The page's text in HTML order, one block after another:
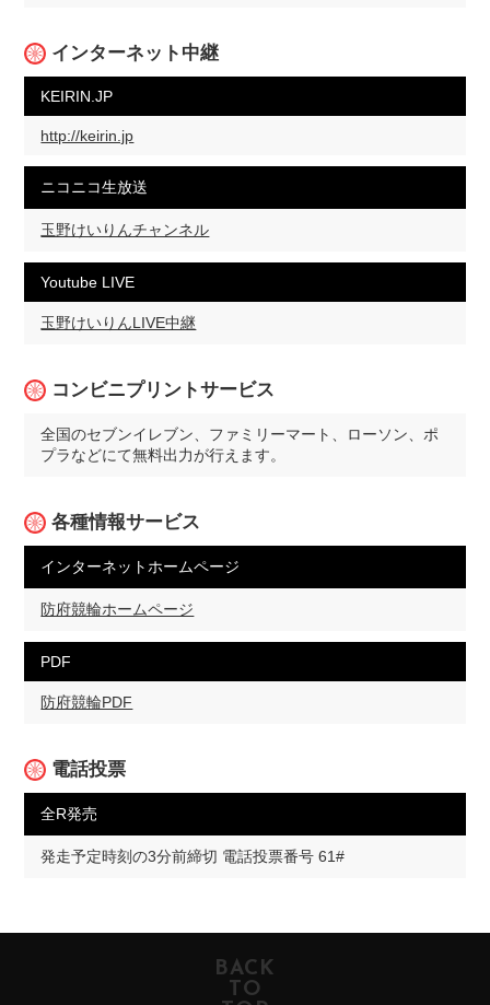
インターネット中継
KEIRIN.JP
http://keirin.jp
ニコニコ生放送
玉野けいりんチャンネル
Youtube LIVE
玉野けいりんLIVE中継
コンビニプリントサービス
全国のセブンイレブン、ファミリーマート、ローソン、ポ
プラなどにて無料出力が行えます。
各種情報サービス
インターネットホームページ
防府競輪ホームページ
PDF
防府競輪PDF
電話投票
全R発売
発走予定時刻の3分前締切 電話投票番号 61#
BACK
TO